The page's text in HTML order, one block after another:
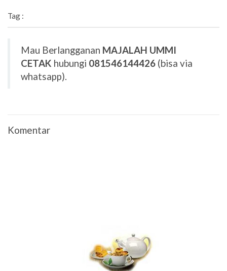
Tag :
Mau Berlangganan MAJALAH UMMI
CETAK hubungi 081546144426 (bisa via
whatsapp).
Komentar